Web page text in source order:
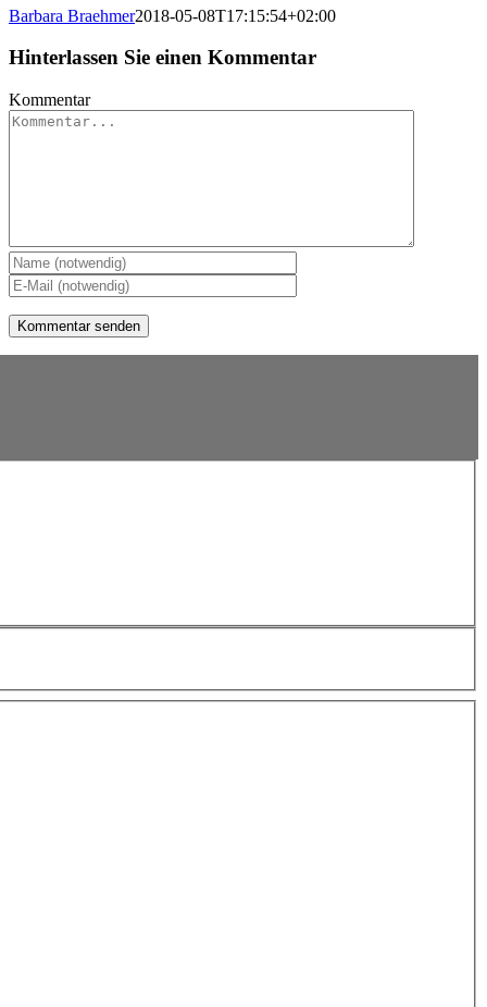
Barbara Braehmer2018-05-08T17:15:54+02:00
Hinterlassen Sie einen Kommentar
Kommentar